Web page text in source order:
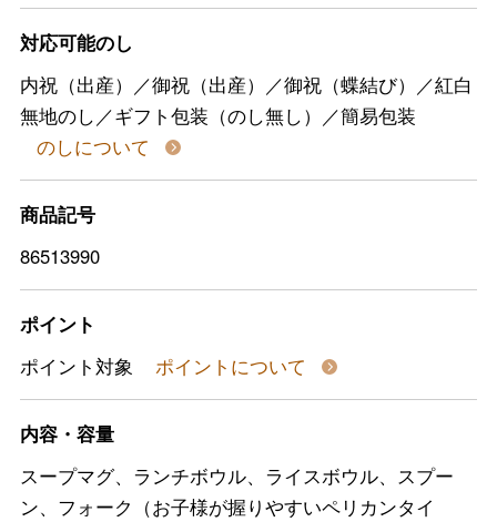
対応可能のし
内祝（出産）／御祝（出産）／御祝（蝶結び）／紅白
無地のし／ギフト包装（のし無し）／簡易包装
のしについて
商品記号
86513990
ポイント
ポイント対象
ポイントについて
内容・容量
スープマグ、ランチボウル、ライスボウル、スプー
ン、フォーク（お子様が握りやすいペリカンタイ